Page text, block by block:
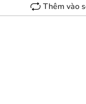
Thêm vào